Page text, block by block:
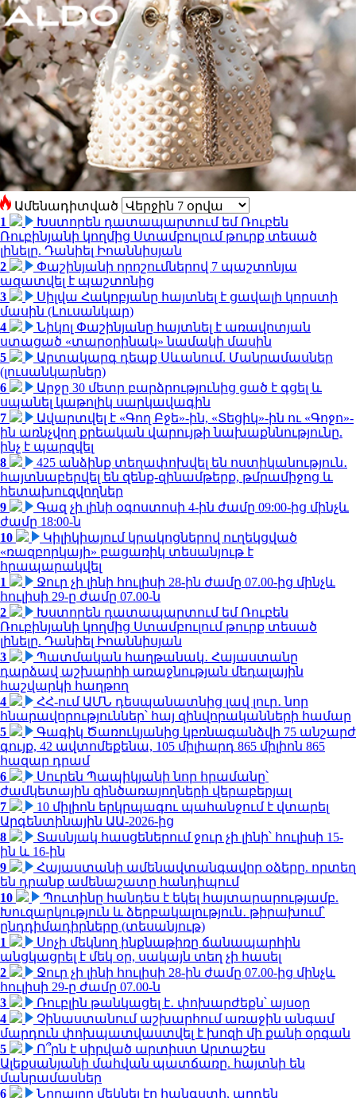
Ամենադիտված
1
Խստորեն դատապարտում եմ Ռուբեն
Ռուբինյանի կողմից Ստամբուլում թուրք տեսած
լինելը. Դանիել Իոաննիսյան
2
Փաշինյանի որոշումներով 7 պաշտոնյա
ազատվել է պաշտոնից
3
Սիլվա Հակոբյանը հայտնել է ցավալի կորստի
մասին (Լուսանկար)
4
Նիկոլ Փաշինյանը հայտնել է առավոտյան
ստացած «տարօրինակ» նամակի մասին
5
Արտակարգ դեպք Սևանում. Մանրամասներ
(լուսանկարներ)
6
Արջը 30 մետր բարձրությունից ցած է գցել և
սպանել կաթոլիկ սարկավագին
7
Ավարտվել է «Գող Բջե»-ին, «Տեցիկ»-ին ու «Գոջո»-
ին առնչվող քրեական վարույթի նախաքննությունը.
ինչ է պարզվել
8
425 անձինք տեղափոխվել են ոստիկանություն․
հայտնաբերվել են զենք-զինամթերք, թմրամիջոց և
հետախուզվողներ
9
Գազ չի լինի օգոստոսի 4-ին ժամը 09:00-ից մինչև
ժամը 18:00-ն
10
Կիլիկիայում կրակոցներով ուղեկցված
«ռազբորկայի» բացառիկ տեսանյութ է
հրապարակվել
1
Ջուր չի լինի հուլիսի 28-ին ժամը 07.00-ից մինչև
հուլիսի 29-ը ժամը 07.00-ն
2
Խստորեն դատապարտում եմ Ռուբեն
Ռուբինյանի կողմից Ստամբուլում թուրք տեսած
լինելը. Դանիել Իոաննիսյան
3
Պատմական հաղթանակ․ Հայաստանը
դարձավ աշխարհի առաջնության մեդալային
հաշվարկի հաղթող
4
ՀՀ-ում ԱՄՆ դեսպանատնից լավ լուր․ նոր
հնարավորություններ՝ հայ զինվորականների համար
5
Գագիկ Ծառուկյանից կբռնագանձվի 75 անշարժ
գույք, 42 ավտոմեքենա, 105 միլիարդ 865 միլիոն 865
հազար դրամ
6
Սուրեն Պապիկյանի նոր հրամանը՝
ժամկետային զինծառայողների վերաբերյալ
7
10 միլիոն երկրպագու պահանջում է վտարել
Արգենտինային ԱԱ-2026-ից
8
Տասնյակ հասցեներում ջուր չի լինի՝ հուլիսի 15-
ին և 16-ին
9
Հայաստանի ամենավտանգավոր օձերը. որտեղ
են դրանք ամենաշատը հանդիպում
10
Պուտինը հանդես է եկել հայտարարությամբ.
Խուզարկություն և ձերբակալություն․ թիրախում՝
ընդդիմադիրները (տեսանյութ)
1
Սոչի մեկնող ինքնաթիռը ճանապարհին
անցկացրել է մեկ օր, սակայն տեղ չի հասել
2
Ջուր չի լինի հուլիսի 28-ին ժամը 07.00-ից մինչև
հուլիսի 29-ը ժամը 07.00-ն
3
Ռուբլին թանկացել է․ փոխարժեքն՝ այսօր
4
Չինաստանում աշխարհում առաջին անգամ
մարդուն փոխպատվաստվել է խոզի մի քանի օրգան
5
Ո՞րն է սիրված արտիստ Արտաշես
Ալեքսանյանի մահվան պատճառը. հայտնի են
մանրամասներ
6
Նորայրը մեկնել էր հանգստի, արդեն